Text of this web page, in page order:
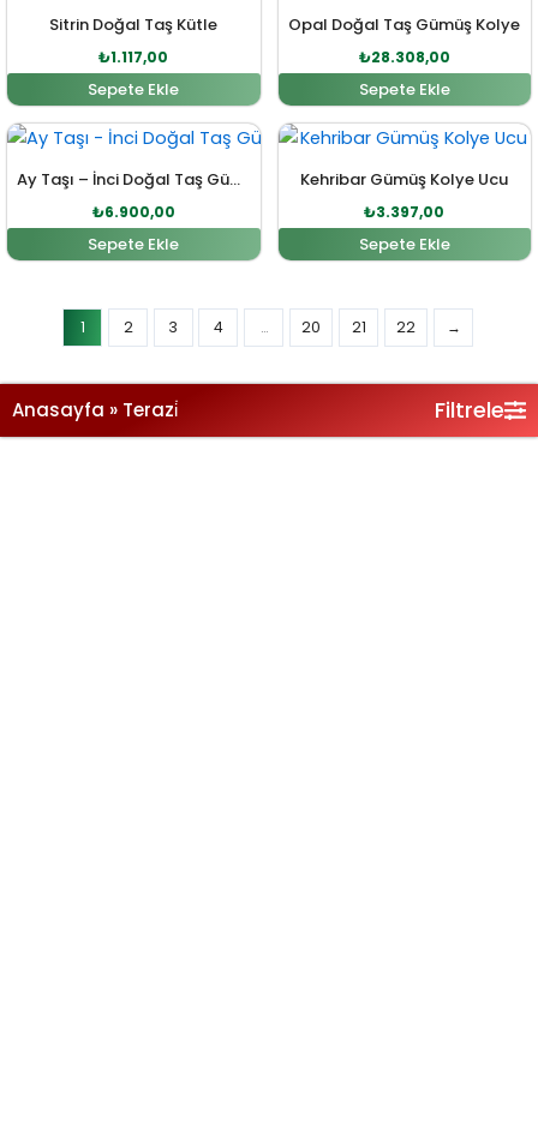
Sitrin Doğal Taş Kütle
₺1.117,00
Sepete Ekle
Opal Doğal Taş Gümüş Kolye
₺28.308,00
Sepete Ekle
Ay Taşı – İnci Doğal Taş Gümüş Kolye
Orijinal fiyat: ₺7.200,00.
₺6.900,00
Şu andaki fiyat: ₺6.900,00.
Sepete Ekle
Kehribar Gümüş Kolye Ucu
Orijinal fiyat:
₺3.397,00
Şu andaki
Sepete Ekle
Anasayfa » Terazi̇ Filtrele